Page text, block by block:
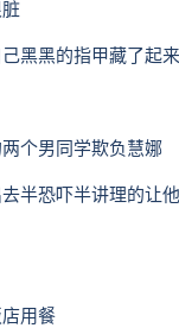
黑黑的指甲藏了起来
个男同学欺负慧娜
半恐吓半讲理的让
用餐